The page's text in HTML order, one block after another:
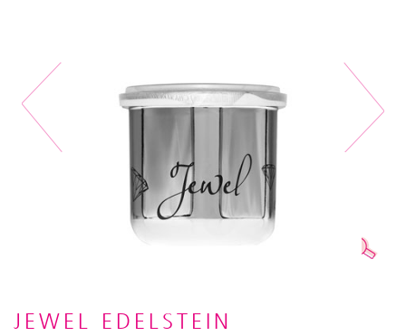
Next
JEWEL EDELSTEIN